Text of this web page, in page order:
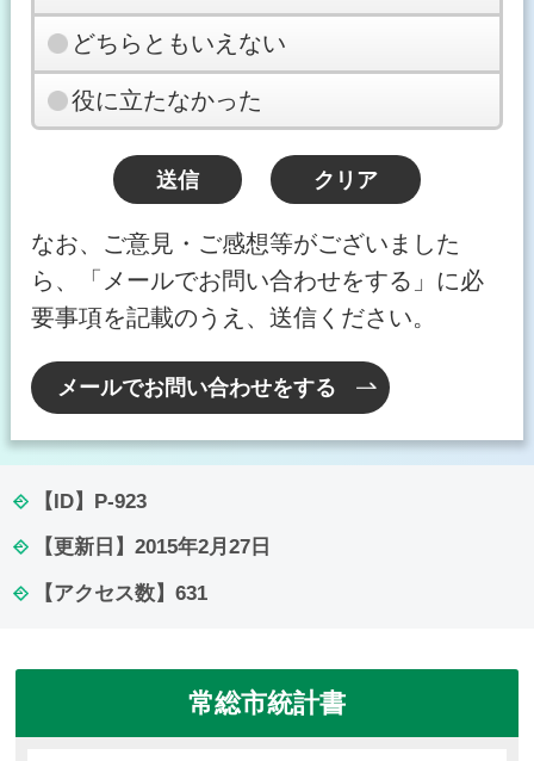
どちらともいえない
役に立たなかった
なお、ご意見・ご感想等がございました
ら、「メールでお問い合わせをする」に必
要事項を記載のうえ、送信ください。
メールでお問い合わせをする
【ID】 P-923
【更新日】 2015年2月27日
【アクセス数】 631
常総市統計書